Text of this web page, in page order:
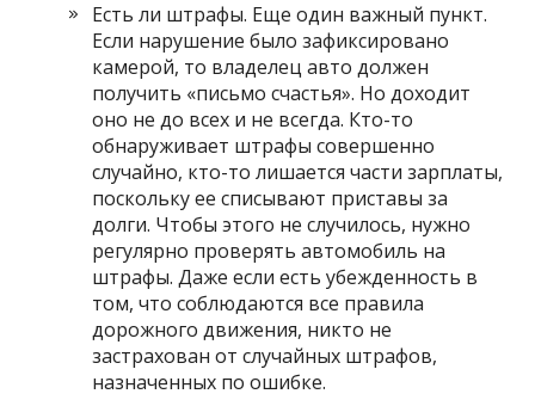
Есть ли штрафы. Еще один важный пункт.
Если нарушение было зафиксировано
камерой, то владелец авто должен
получить «письмо счастья». Но доходит
оно не до всех и не всегда. Кто-то
обнаруживает штрафы совершенно
случайно, кто-то лишается части зарплаты,
поскольку ее списывают приставы за
долги. Чтобы этого не случилось, нужно
регулярно проверять автомобиль на
штрафы. Даже если есть убежденность в
том, что соблюдаются все правила
дорожного движения, никто не
застрахован от случайных штрафов,
назначенных по ошибке.